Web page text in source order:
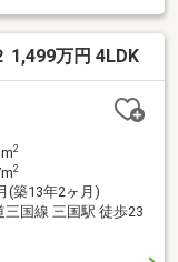
庭と縁側でゆった
小学校 徒歩９分・
・コンビニ 徒歩
ンハウジングの加
：080-6235-
1,499万円 4LDK
2
2
(築13年2ヶ月)
三国線 三国駅 徒歩23